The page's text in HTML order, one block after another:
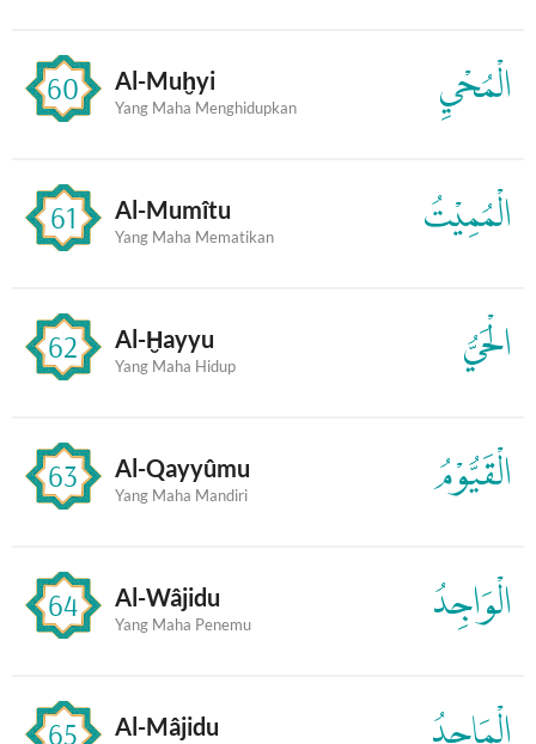
60 Al-Muḫyi
Yang Maha Menghidupkan الْمُحْيِ
61 Al-Mumîtu
Yang Maha Mematikan الْمُمِيْتُ
62 Al-Ḫayyu
Yang Maha Hidup الْحَيُّ
63 Al-Qayyûmu
Yang Maha Mandiri الْقَيُّوْمُ
64 Al-Wâjidu
Yang Maha Penemu الْوَاجِدُ
65 Al-Mâjidu